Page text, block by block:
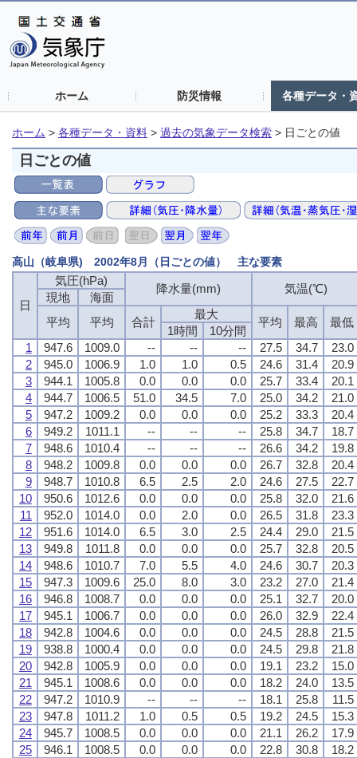
ホーム 防災情報 各種データ・
ホーム > 各種データ・資料 > 過去の気象データ検索 > 日ごとの値
日ごとの値
高山（岐阜県) 2002年8月（日ごとの値） 主な要素
日
気圧(hPa)
降水量(mm) 気温(℃)
現地
海面
平均
平均 合計
最大
平均 最高 最低
1時間
10分間
1
947.6 1009.0 -- -- -- 27.5 34.7
23.0
2
945.0 1006.9 1.0 1.0 0.5 24.6 31.4
20.9
3
944.1 1005.8 0.0 0.0 0.0 25.7 33.4
20.1
4
944.7 1006.5 51.0 34.5 7.0 25.0 34.2
21.0
5
947.2 1009.2 0.0 0.0 0.0 25.2 33.3
20.4
6
949.2 1011.1 -- -- -- 25.8 34.7
18.7
7
948.6 1010.4 -- -- -- 26.6 34.2
19.8
8
948.2 1009.8 0.0 0.0 0.0 26.7 32.8
20.4
9
948.7 1010.8 6.5 2.5 2.0 24.6 27.5
22.7
10
950.6 1012.6 0.0 0.0 0.0 25.8 32.0
21.6
11
952.0 1014.0 0.0 2.0 0.0 26.5 31.8
23.3
12
951.6 1014.0 6.5 3.0 2.5 24.4 29.0
21.5
13
949.8 1011.8 0.0 0.0 0.0 25.7 32.8
20.5
14
948.6 1010.7 7.0 5.5 4.0 24.6 30.7
20.3
15
947.3 1009.6 25.0 8.0 3.0 23.2 27.0
21.4
16
946.8 1008.7 0.0 0.0 0.0 25.1 32.7
20.0
17
945.1 1006.7 0.0 0.0 0.0 26.0 32.9
22.4
18
942.8 1004.6 0.0 0.0 0.0 24.5 28.8
21.5
19
938.8 1000.4 0.0 0.0 0.0 24.5 29.8
21.8
20
942.8 1005.9 0.0 0.0 0.0 19.1 23.2
15.0
21
945.1 1008.6 0.0 0.0 0.0 18.2 24.0
13.5
22
947.2 1010.9 -- -- -- 18.1 25.8
11.5
23
947.8 1011.2 1.0 0.5 0.5 19.2 24.5
15.3
24
945.7 1008.5 0.0 0.0 0.0 21.1 26.2
17.9
25
946.1 1008.5 0.0 0.0 0.0 22.8 30.8
18.2